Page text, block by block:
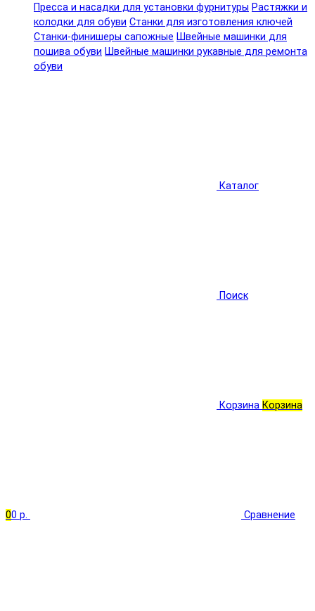
Пресса и насадки для установки фурнитуры Растяжки и
колодки для обуви Станки для изготовления ключей
Станки-финишеры сапожные Швейные машинки для
пошива обуви Швейные машинки рукавные для ремонта
обуви
Каталог
Поиск
Корзина Корзина
00 р. Сравнение